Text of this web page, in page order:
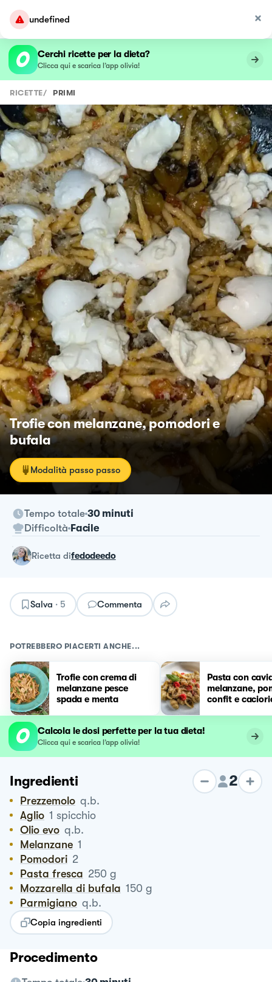
undefined
Cerchi ricette per la dieta?
Clicca qui e scarica l’app olivia!
RICETTE/ PRIMI
Trofie con melanzane, pomodori e
bufala
Modalità passo passo
Tempo totale 30 minuti
Difficoltà Facile
ricetta difedodeedo
Salva · 5 Commenta
POTREBBERO PIACERTI ANCHE...
Trofie con crema di
melanzane pesce
spada e menta
Pasta con
melanzane,
confit e
Calcola le dosi perfette per la tua dieta!
Clicca qui e scarica l’app olivia!
Ingredienti 2
Prezzemolo q.b.
Aglio 1 spicchio
Olio evo q.b.
Melanzane 1
Pomodori 2
Pasta fresca 250 g
Mozzarella di bufala 150 g
Parmigiano q.b.
Copia ingredienti
Procedimento